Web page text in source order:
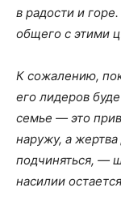
в радости и
общего с этими
К сожалению,
его лидеров
семье — это
наружу, а
подчиняться, —
насилии